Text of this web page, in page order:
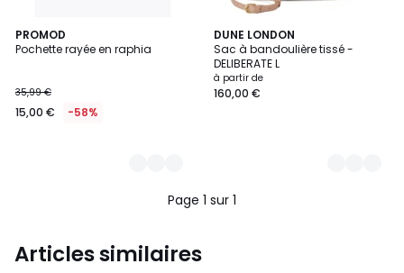
PROMOD
Pochette rayée en raphia
35,99 €
15,00 € -58%
2
Couleurs
DUNE LONDON
Sac à bandoulière tissé -
DELIBERATE L
à partir de
160,00 €
8
Couleurs
Page 1 sur 1
Articles similaires